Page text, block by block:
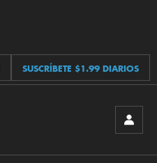
SUSCRÍBETE $1.99 DIARIOS